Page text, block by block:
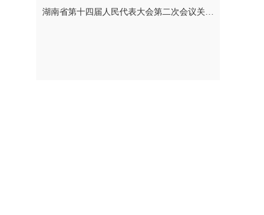
湖南省第十四届人民代表大会第二次会议关于湖南省人民代表大会常务委员会工作报告的决议